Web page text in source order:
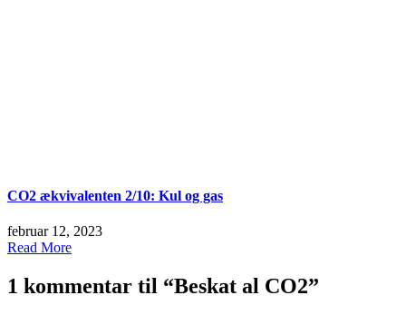
CO2 ækvivalenten 2/10: Kul og gas
februar 12, 2023
Read More
1 kommentar til “Beskat al CO2”